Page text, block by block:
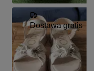
Dostawa gratis